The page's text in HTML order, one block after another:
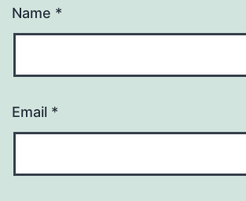
Name *
Email *